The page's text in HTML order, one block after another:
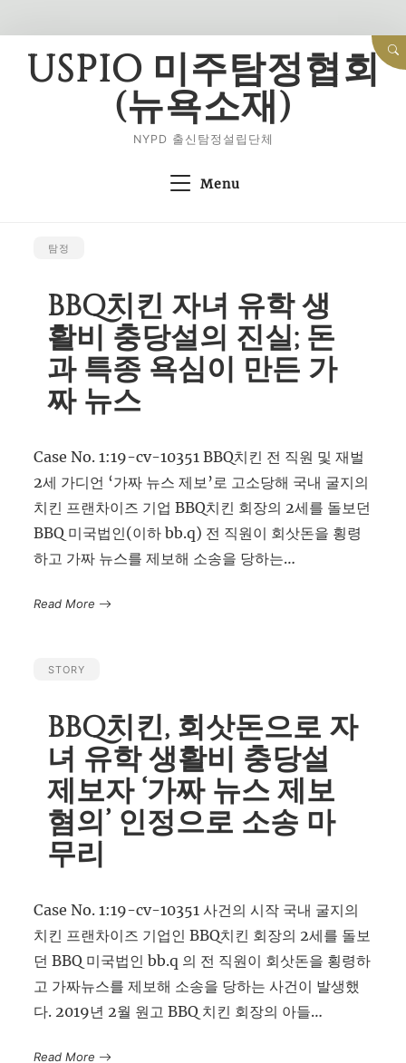
USPIO 미주탐정협회
(뉴욕소재)
NYPD 출신탐정설립단체
Menu
탐정
BBQ치킨 자녀 유학 생
활비 충당설의 진실; 돈
과 특종 욕심이 만든 가
짜 뉴스
Case No. 1:19-cv-10351 BBQ치킨 전 직원 및 재벌
2세 가디언 ‘가짜 뉴스 제보’로 고소당해 국내 굴지의
치킨 프랜차이즈 기업 BBQ치킨 회장의 2세를 돌보던
BBQ 미국법인(이하 bb.q) 전 직원이 회삿돈을 횡령
하고 가짜 뉴스를 제보해 소송을 당하는…
Read More
STORY
BBQ치킨, 회삿돈으로 자
녀 유학 생활비 충당설
제보자 ‘가짜 뉴스 제보
혐의’ 인정으로 소송 마
무리
Case No. 1:19-cv-10351 사건의 시작 국내 굴지의
치킨 프랜차이즈 기업인 BBQ치킨 회장의 2세를 돌보
던 BBQ 미국법인 bb.q 의 전 직원이 회삿돈을 횡령하
고 가짜뉴스를 제보해 소송을 당하는 사건이 발생했
다. 2019년 2월 원고 BBQ 치킨 회장의 아들…
Read More